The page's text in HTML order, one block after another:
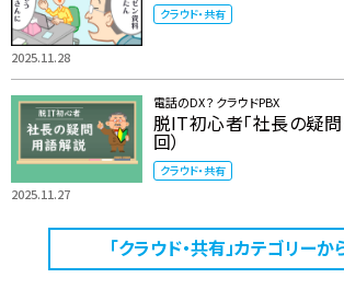
2025.11.28
クラウド・共有
2025.11.27
電話のDX？ クラウドPBX
脱IT初心者「社長の疑問
回）
クラウド・共有
「クラウド・共有」カテゴリーか